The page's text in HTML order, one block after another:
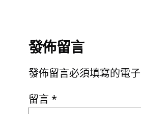
發佈留言
發佈留言必須填寫的電
留言 *